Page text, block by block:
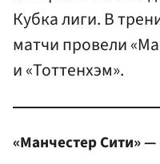
Кубка лиги. В
матчи провели
и «Тоттенхэм».
«Манчестер Сити» —